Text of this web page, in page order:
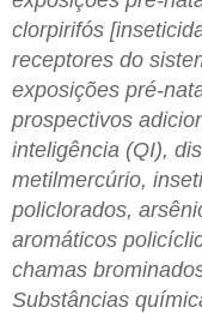
clorpirifós
receptores do
exposições pré-
prospectivos
inteligência (QI),
metilmercúrio,
policlorados,
aromáticos
chamas
Substâncias